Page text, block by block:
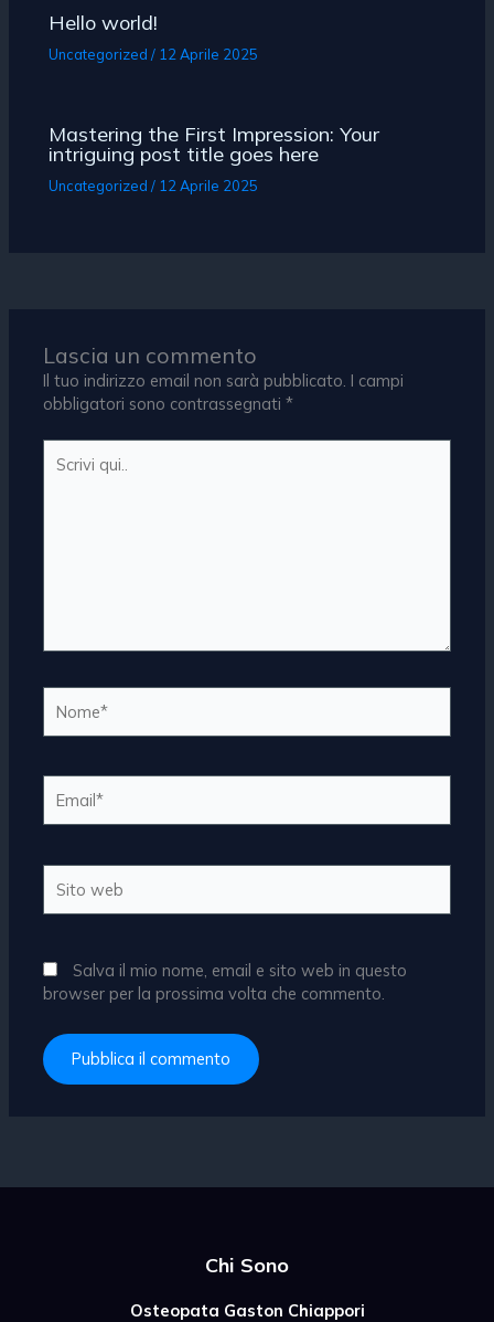
Hello world!
Uncategorized / 12 Aprile 2025
Mastering the First Impression: Your
intriguing post title goes here
Uncategorized / 12 Aprile 2025
Lascia un commento
Il tuo indirizzo email non sarà pubblicato. I campi
obbligatori sono contrassegnati*
qui..
web
Salva il mio nome, email e sito web in questo
browser per la prossima volta che commento.
Chi Sono
Osteopata Gaston Chiappori